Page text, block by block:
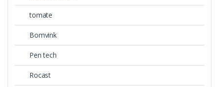
tomate
Bomvink
Pen tech
Rocast